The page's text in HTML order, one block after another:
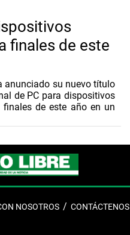
finales de este
anunciado su nuevo título
de PC para dispositivos
de este año en un
bajo licencia de la
ha compartido que
y será un título que
del título original de
NOSOTROS CONTÁCTENOS